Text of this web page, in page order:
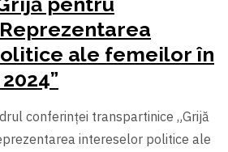
ale femeilor în
conferinței transpartinice „Grijă
intereselor politice ale